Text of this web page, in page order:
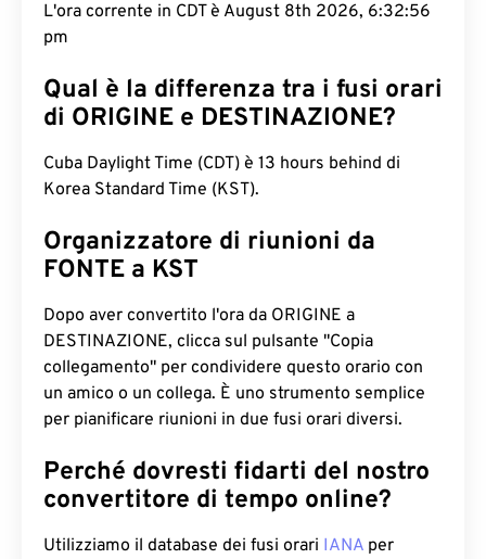
L'ora corrente in CDT è August 8th 2026, 6:32:57
pm
Qual è la differenza tra i fusi orari
di ORIGINE e DESTINAZIONE?
Cuba Daylight Time (CDT) è 13 hours behind di
Korea Standard Time (KST).
Organizzatore di riunioni da
FONTE a KST
Dopo aver convertito l'ora da ORIGINE a
DESTINAZIONE, clicca sul pulsante "Copia
collegamento" per condividere questo orario con
un amico o un collega. È uno strumento semplice
per pianificare riunioni in due fusi orari diversi.
Perché dovresti fidarti del nostro
convertitore di tempo online?
Utilizziamo il database dei fusi orari IANA per